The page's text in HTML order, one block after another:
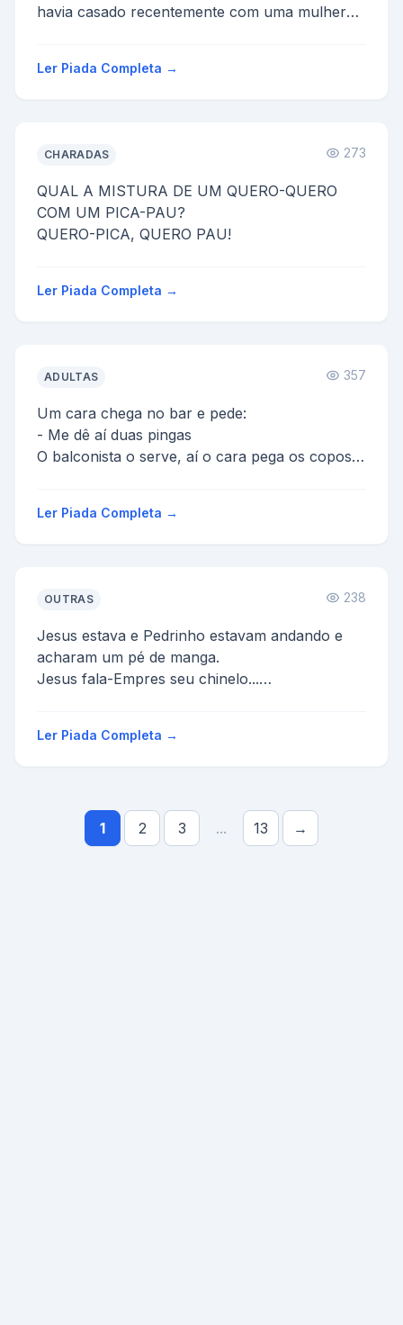
havia casado recentemente com uma mulher
Ler Piada Completa →
CHARADAS 273
QUAL A MISTURA DE UM QUERO-QUERO
COM UM PICA-PAU?
QUERO-PICA, QUERO PAU!
Ler Piada Completa →
ADULTAS 357
Um cara chega no bar e pede:
- Me dê aí duas pingas
O balconista o serve, aí o cara pega os copos e
Ler Piada Completa →
OUTRAS 238
Jesus estava e Pedrinho estavam andando e
acharam um pé de manga.
Jesus fala-Empres seu chinelo...
Ler Piada Completa →
1 2 3 ... 13 →